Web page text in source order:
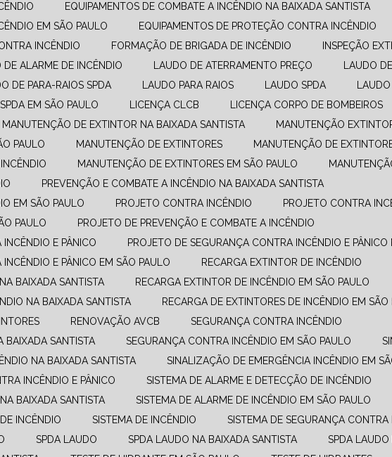
EQUIPAMENTOS DE COMBATE A INCÊNDIO​ NA BAIXADA SANTISTA
EM SÃO PAULO
EQUIPAMENTOS DE PROTEÇÃO CONTRA INCÊNDIO
INCÊNDIO
FORMAÇÃO DE BRIGADA DE INCÊNDIO INSPEÇÃO
DE ALARME DE INCÊNDIO LAUDO DE ATERRAMENTO PREÇO
LAUDO
DE PARA-RAIOS SPDA LAUDO PARA RAIOS LAUDO SPDA
SPDA EM SÃO PAULO LICENÇA CLCB LICENÇA CORPO DE BOMBEIROS
MANUTENÇÃO DE EXTINTOR NA BAIXADA SANTISTA
MANUTENÇÃO
PAULO
MANUTENÇÃO DE EXTINTORES
MANUTENÇÃO DE
MANUTENÇÃO DE EXTINTORES EM SÃO PAULO
PREVENÇÃO E COMBATE A INCÊNDIO​ NA BAIXADA SANTISTA
EM SÃO PAULO
PROJETO CONTRA INCÊNDIO
PROJETO CONTRA
PAULO
PROJETO DE PREVENÇÃO E COMBATE A INCÊNDIO​
INCÊNDIO E PÂNICO
PROJETO DE SEGURANÇA CONTRA INCÊNDIO E
E PÂNICO EM SÃO PAULO
RECARGA EXTINTOR DE INCÊNDIO
BAIXADA SANTISTA
RECARGA EXTINTOR DE INCÊNDIO EM SÃO PAULO
NA BAIXADA SANTISTA
RECARGA DE EXTINTORES DE INCÊNDIO EM SÃO
RENOVAÇÃO AVCB
SEGURANÇA CONTRA INCÊNDIO
BAIXADA SANTISTA
SEGURANÇA CONTRA INCÊNDIO EM SÃO PAULO
NA BAIXADA SANTISTA
SINALIZAÇÃO DE EMERGÊNCIA INCÊNDIO EM
INCÊNDIO E PÂNICO
SISTEMA DE ALARME E DETECÇÃO DE INCÊNDIO
BAIXADA SANTISTA
SISTEMA DE ALARME DE INCÊNDIO EM SÃO PAULO
INCÊNDIO
SISTEMA DE INCÊNDIO
SISTEMA DE SEGURANÇA CONTRA
SPDA LAUDO SPDA LAUDO NA BAIXADA SANTISTA SPDA